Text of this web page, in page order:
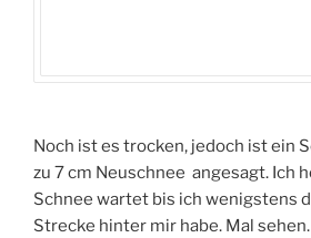
Noch ist es trocken, jedoch ist ein
zu 7 cm Neuschnee angesagt. Ich
Schnee wartet bis ich wenigstens
Strecke hinter mir habe. Mal